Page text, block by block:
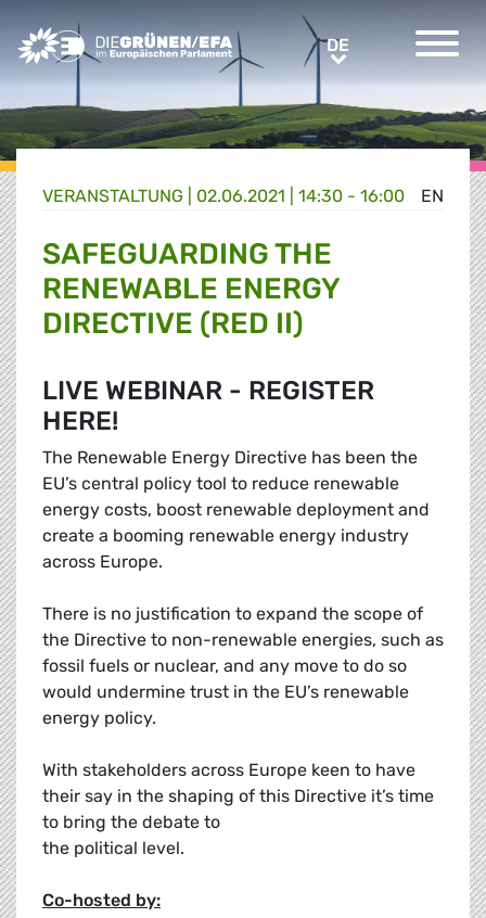
Greens/EFA Home DEDE
EN
VERANSTALTUNG 02.06.2021 | 14:30 - 16:00
SAFEGUARDING THE
RENEWABLE ENERGY
DIRECTIVE (RED II)
LIVE WEBINAR - REGISTER
HERE!
The Renewable Energy Directive has been the
EU’s central policy tool to reduce renewable
energy costs, boost renewable deployment and
create a booming renewable energy industry
across Europe.
There is no justification to expand the scope of
the Directive to non-renewable energies, such as
fossil fuels or nuclear, and any move to do so
would undermine trust in the EU’s renewable
energy policy.
With stakeholders across Europe keen to have
their say in the shaping of this Directive it’s time
to bring the debate to
the political level.
Co-hosted by: